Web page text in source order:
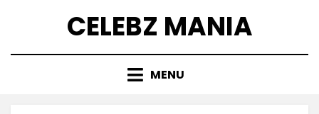
CELEBZ MANIA
MENU